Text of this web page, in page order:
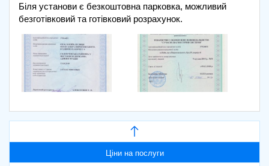
Біля установи є безкоштовна парковка, можливий
безготівковий та готівковий розрахунок.
Ціни на послуги